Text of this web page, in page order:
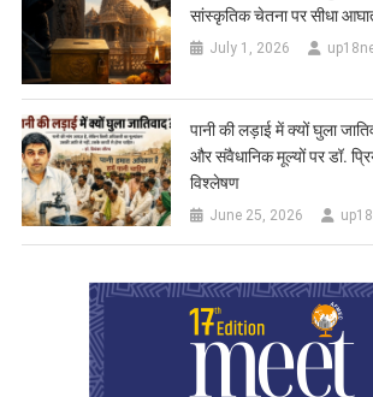
सांस्कृतिक चेतना पर सीधा
July 1, 2026
पानी की लड़ाई में क्यों घुला
और संवैधानिक मूल्यों पर डॉ.
विश्लेषण
June 25, 2026